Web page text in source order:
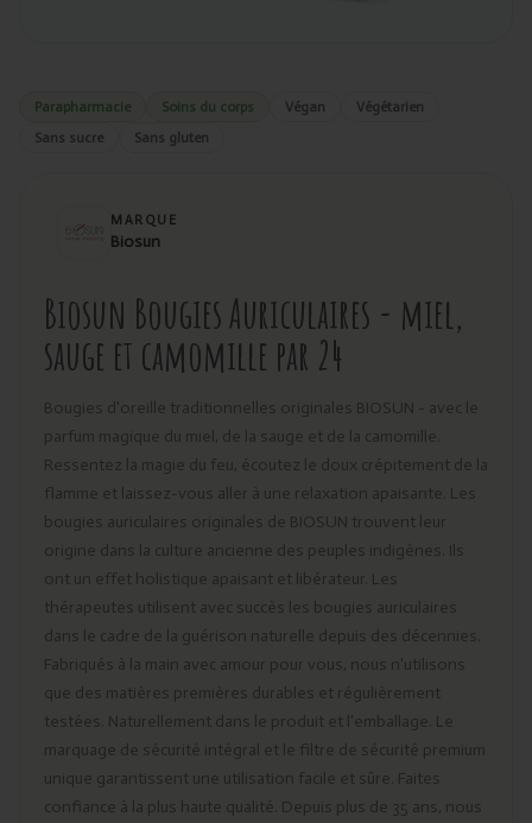
Parapharmacie Soins du corps Végan
Végétarien
Sans sucre
Sans gluten
MARQUE
Biosun
Biosun Bougies Auriculaires - miel,
sauge et camomille par 24
Bougies d'oreille traditionnelles originales BIOSUN - avec le
parfum magique du miel, de la sauge et de la camomille.
Ressentez la magie du feu, écoutez le doux crépitement de la
flamme et laissez-vous aller à une relaxation apaisante. Les
bougies auriculaires originales de BIOSUN trouvent leur
origine dans la culture ancienne des peuples indigènes. Ils
ont un effet holistique apaisant et libérateur. Les
thérapeutes utilisent avec succès les bougies auriculaires
dans le cadre de la guérison naturelle depuis des décennies.
Fabriqués à la main avec amour pour vous, nous n'utilisons
que des matières premières durables et régulièrement
testées. Naturellement dans le produit et l'emballage. Le
marquage de sécurité intégral et le filtre de sécurité premium
unique garantissent une utilisation facile et sûre. Faites
confiance à la plus haute qualité. Depuis plus de 35 ans, nous